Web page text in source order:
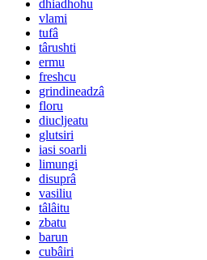
dhiadhohu
vlami
tufâ
târushti
ermu
freshcu
grindineadzâ
floru
diucljeatu
glutsiri
iasi soarli
limungi
disuprâ
vasiliu
tâlâitu
zbatu
barun
cubâiri